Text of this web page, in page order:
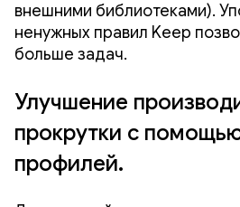
внешними библиотеками).
ненужных правил Keep
больше задач.
Улучшение
прокрутки с
профилей.